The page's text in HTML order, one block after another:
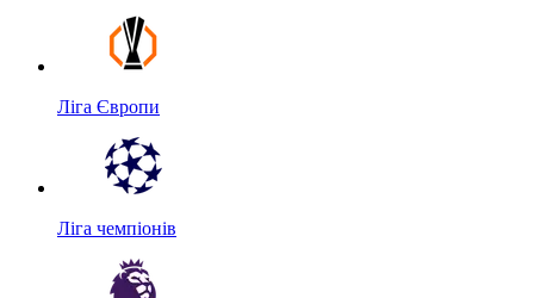
Ліга Європи
Ліга чемпіонів